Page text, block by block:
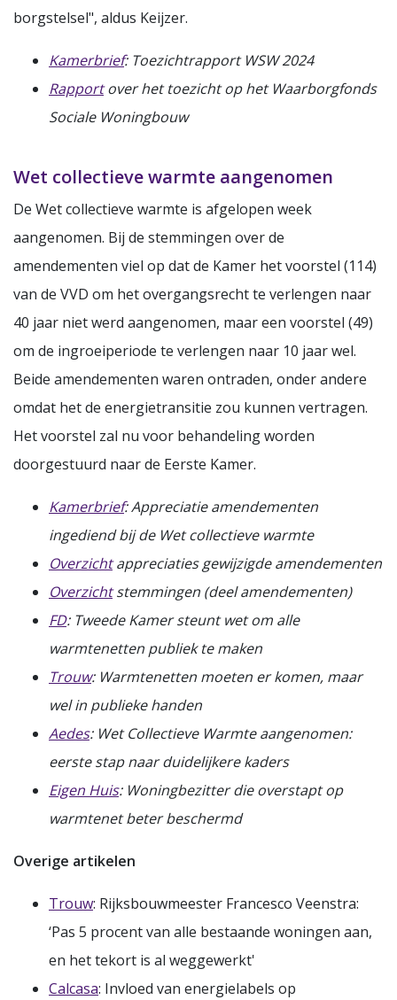
borgstelsel", aldus Keijzer.
Kamerbrief: Toezichtrapport WSW 2024
Rapportover het toezicht op het Waarborgfonds
Sociale Woningbouw
Wet collectieve warmte aangenomen
De Wet collectieve warmte is afgelopen week
aangenomen. Bij de stemmingen over de
amendementen viel op dat de Kamer het voorstel (114)
van de VVD om het overgangsrecht te verlengen naar
40 jaar niet werd aangenomen, maar een voorstel (49)
om de ingroeiperiode te verlengen naar 10 jaar wel.
Beide amendementen waren ontraden, onder andere
omdat het de energietransitie zou kunnen vertragen.
Het voorstel zal nu voor behandeling worden
doorgestuurd naar de Eerste Kamer.
Kamerbrief: Appreciatie amendementen
ingediend bij de Wet collectieve warmte
Overzichtappreciaties gewijzigde amendementen
Overzichtstemmingen (deel amendementen)
FD: Tweede Kamer steunt wet om alle
warmtenetten publiek te maken
Trouw: Warmtenetten moeten er komen, maar
wel in publieke handen
Aedes: Wet Collectieve Warmte aangenomen:
eerste stap naar duidelijkere kaders
Eigen Huis: Woningbezitter die overstapt op
warmtenet beter beschermd
Overige artikelen
Trouw: Rijksbouwmeester Francesco Veenstra:
‘Pas 5 procent van alle bestaande woningen aan,
en het tekort is al weggewerkt'
Calcasa: Invloed van energielabels op